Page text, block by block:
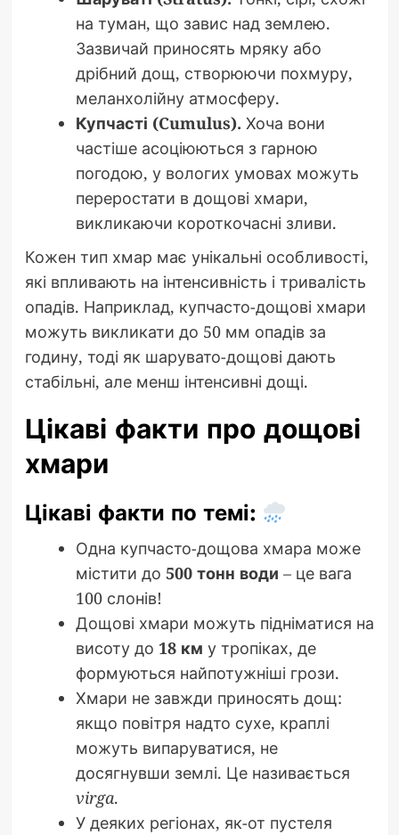
на туман, що завис над землею.
Зазвичай приносять мряку або
дрібний дощ, створюючи похмуру,
меланхолійну атмосферу.
Купчасті (Cumulus). Хоча вони
частіше асоціюються з гарною
погодою, у вологих умовах можуть
переростати в дощові хмари,
викликаючи короткочасні зливи.
Кожен тип хмар має унікальні особливості,
які впливають на інтенсивність і тривалість
опадів. Наприклад, купчасто-дощові хмари
можуть викликати до 50 мм опадів за
годину, тоді як шарувато-дощові дають
стабільні, але менш інтенсивні дощі.
Цікаві факти про дощові
хмари
Цікаві факти по темі:
Одна купчасто-дощова хмара може
містити до 500 тонн води – це вага
100 слонів!
Дощові хмари можуть підніматися на
висоту до 18 км у тропіках, де
формуються найпотужніші грози.
Хмари не завжди приносять дощ:
якщо повітря надто сухе, краплі
можуть випаруватися, не
досягнувши землі. Це називається
virga.
У деяких регіонах, як-от пустеля